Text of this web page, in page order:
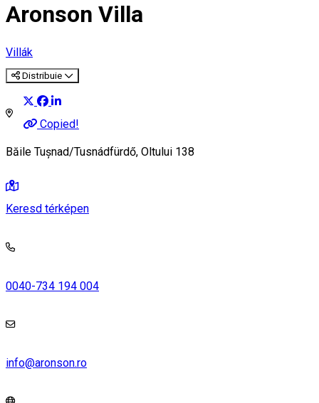
Aronson Villa
Villák
Distribuie
Copied!
Băile Tușnad/Tusnádfürdő, Oltului 138
Keresd térképen
0040-734 194 004
info@aronson.ro